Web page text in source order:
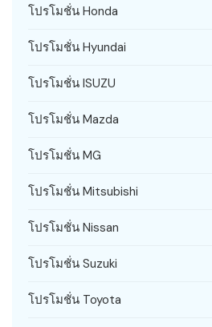
โปรโมชั่น Honda
โปรโมชั่น Hyundai
โปรโมชั่น ISUZU
โปรโมชั่น Mazda
โปรโมชั่น MG
โปรโมชั่น Mitsubishi
โปรโมชั่น Nissan
โปรโมชั่น Suzuki
โปรโมชั่น Toyota